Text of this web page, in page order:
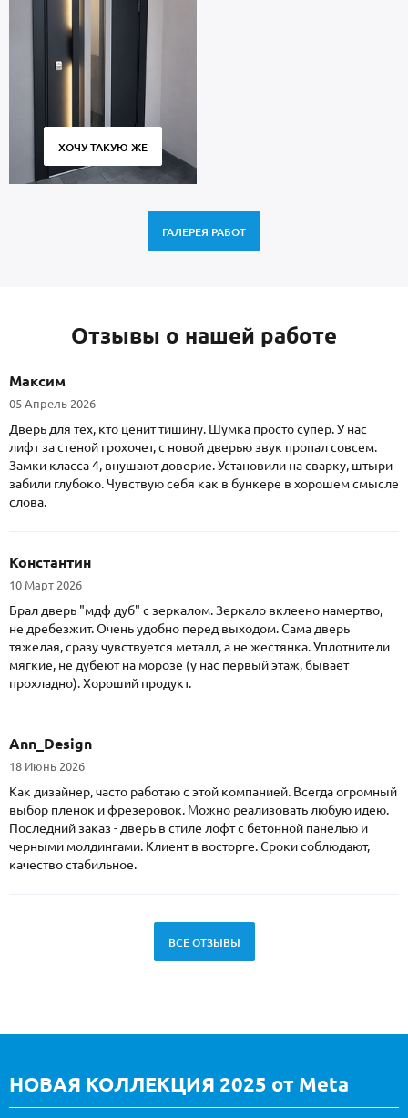
ХОЧУ ТАКУЮ ЖЕ
ГАЛЕРЕЯ РАБОТ
Отзывы о нашей работе
Максим
05 Апрель 2026
Дверь для тех, кто ценит тишину. Шумка просто супер. У нас
лифт за стеной грохочет, с новой дверью звук пропал совсем.
Замки класса 4, внушают доверие. Установили на сварку, штыри
забили глубоко. Чувствую себя как в бункере в хорошем смысле
слова.
Константин
10 Март 2026
Брал дверь "мдф дуб" с зеркалом. Зеркало вклеено намертво,
не дребезжит. Очень удобно перед выходом. Сама дверь
тяжелая, сразу чувствуется металл, а не жестянка. Уплотнители
мягкие, не дубеют на морозе (у нас первый этаж, бывает
прохладно). Хороший продукт.
Ann_Design
18 Июнь 2026
Как дизайнер, часто работаю с этой компанией. Всегда огромный
выбор пленок и фрезеровок. Можно реализовать любую идею.
Последний заказ - дверь в стиле лофт с бетонной панелью и
черными молдингами. Клиент в восторге. Сроки соблюдают,
качество стабильное.
ВСЕ ОТЗЫВЫ
НОВАЯ КОЛЛЕКЦИЯ 2025 от Meta